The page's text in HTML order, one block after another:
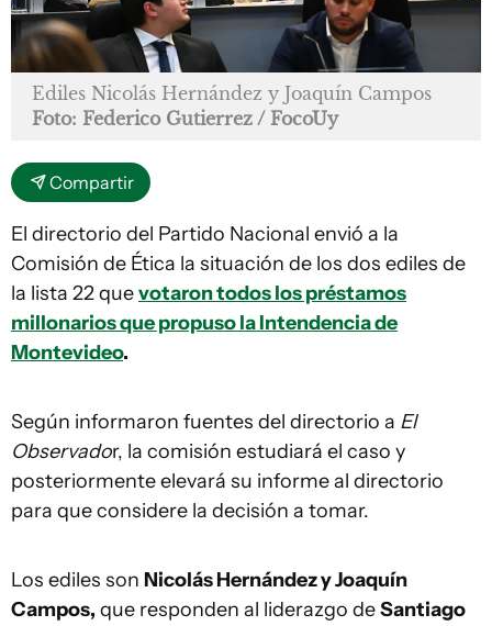
Ediles Nicolás Hernández y Joaquín Campos
Foto: Federico Gutierrez / FocoUy
Compartir
El directorio del Partido Nacional envió a la
Comisión de Ética la situación de los dos ediles de
la lista 22 quevotaron todos los préstamos
millonarios que propuso la Intendencia de
Montevideo.
Según informaron fuentes del directorio a El
Observador, la comisión estudiará el caso y
posteriormente elevará su informe al directorio
para que considere la decisión a tomar.
Los ediles son Nicolás Hernández y Joaquín
Campos, que responden al liderazgo deSantiago